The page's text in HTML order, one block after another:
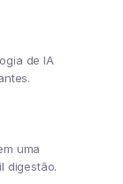
de IA
uma
digestão.